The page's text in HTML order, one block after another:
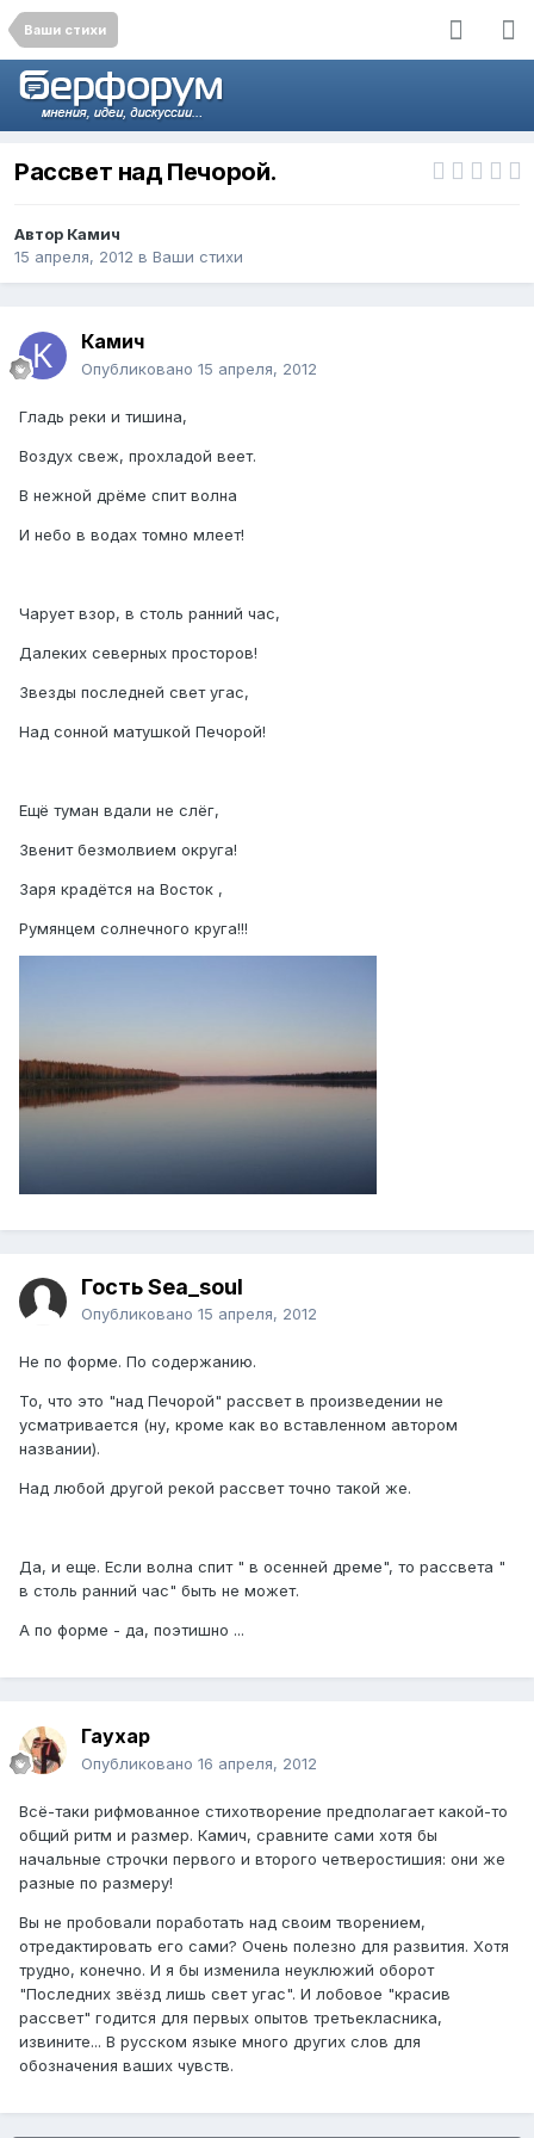
Ваши стихи
Рассвет над Печорой.
Автор Камич
15 апреля, 2012 в Ваши стихи
Камич
Опубликовано 15 апреля, 2012
Гладь реки и тишина,
Воздух свеж, прохладой веет.
В нежной дрёме спит волна
И небо в водах томно млеет!
Чарует взор, в столь ранний час,
Далеких северных просторов!
Звезды последней свет угас,
Над сонной матушкой Печорой!
Ещё туман вдали не слёг,
Звенит безмолвием округа!
Заря крадётся на Восток ,
Румянцем солнечного круга!!!
Гость Sea_soul
Опубликовано 15 апреля, 2012
Не по форме. По содержанию.
То, что это "над Печорой" рассвет в произведении не
усматривается (ну, кроме как во вставленном автором
названии).
Над любой другой рекой рассвет точно такой же.
Да, и еще. Если волна спит " в осенней дреме", то рассвета "
в столь ранний час" быть не может.
А по форме - да, поэтишно ...
Гаухар
Опубликовано 16 апреля, 2012
Всё-таки рифмованное стихотворение предполагает какой-то
общий ритм и размер. Камич, сравните сами хотя бы
начальные строчки первого и второго четверостишия: они же
разные по размеру!
Вы не пробовали поработать над своим творением,
отредактировать его сами? Очень полезно для развития. Хотя
трудно, конечно. И я бы изменила неуклюжий оборот
"Последних звёзд лишь свет угас". И лобовое "красив
рассвет" годится для первых опытов третьекласника,
извините... В русском языке много других слов для
обозначения ваших чувств.